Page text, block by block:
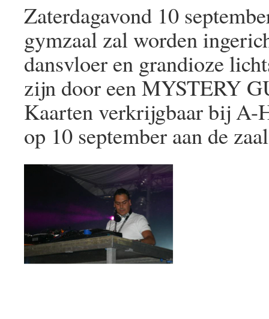
Zaterdagavond 10
gymzaal zal worden
dansvloer en grandioze
zijn door een MYSTERY
Kaarten verkrijgbaar bij A-
op 10 september aan de